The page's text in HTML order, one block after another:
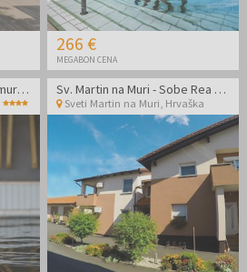
266 €
MEGABON CENA
Apartmajsko naselje Prekmurska vas - Jesenski vikend oddih v dvoje Sv. Martin na Muri - Sobe Rea - Poletni termalni paket
Sveti Martin na Muri Hrvaška